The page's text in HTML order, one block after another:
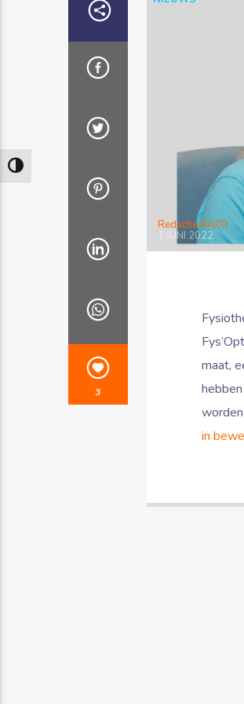
Keuze voor hoog contrast
3
Redactie RAZO
1 JUNI 2022
maat,
in